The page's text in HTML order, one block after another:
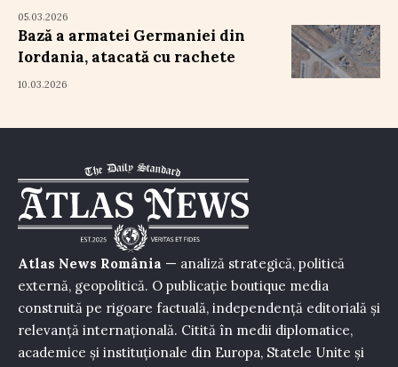
05.03.2026
Bază a armatei Germaniei din
Iordania, atacată cu rachete
10.03.2026
Atlas News România — analiză strategică, politică
externă, geopolitică. O publicație boutique media
construită pe rigoare factuală, independență editorială și
relevanță internațională. Citită în medii diplomatice,
academice și instituționale din Europa, Statele Unite și